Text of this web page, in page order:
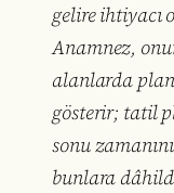
gelire ihtiyacı
Anamnez,
alanlarda
gösterir; tatil
sonu
bunlara